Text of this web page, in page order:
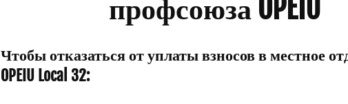
профсоюза OPEIU
Чтобы отказаться от уплаты взносов в местное
OPEIU Local 32: